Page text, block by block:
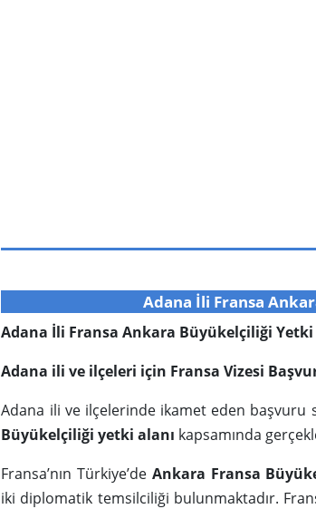
Adana İli Fransa
Adana İli Fransa Ankara Büyükelçiliği
Adana ili ve ilçeleri için Fransa Vizesi
Adana ili ve ilçelerinde ikamet eden başvuru
Büyükelçiliği yetki alanı kapsamında
Fransa’nın Türkiye’de Ankara Fransa
iki diplomatik temsilciliği bulunmaktadır.